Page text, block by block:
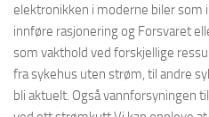
elektronikken i moderne biler som
innføre rasjonering og Forsvaret
som vakthold ved forskjellige
fra sykehus uten strøm, til andre
bli aktuelt. Også vannforsyningen